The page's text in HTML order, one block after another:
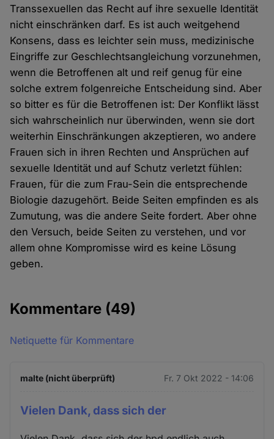
Transsexuellen das Recht auf ihre sexuelle Identität
nicht einschränken darf. Es ist auch weitgehend
Konsens, dass es leichter sein muss, medizinische
Eingriffe zur Geschlechtsangleichung vorzunehmen,
wenn die Betroffenen alt und reif genug für eine
solche extrem folgenreiche Entscheidung sind. Aber
so bitter es für die Betroffenen ist: Der Konflikt lässt
sich wahrscheinlich nur überwinden, wenn sie dort
weiterhin Einschränkungen akzeptieren, wo andere
Frauen sich in ihren Rechten und Ansprüchen auf
sexuelle Identität und auf Schutz verletzt fühlen:
Frauen, für die zum Frau-Sein die entsprechende
Biologie dazugehört. Beide Seiten empfinden es als
Zumutung, was die andere Seite fordert. Aber ohne
den Versuch, beide Seiten zu verstehen, und vor
allem ohne Kompromisse wird es keine Lösung
geben.
Kommentare (49)
Netiquette für Kommentare
malte (nicht überprüft) Fr. 7 Okt 2022 - 14:06
Vielen Dank, dass sich der